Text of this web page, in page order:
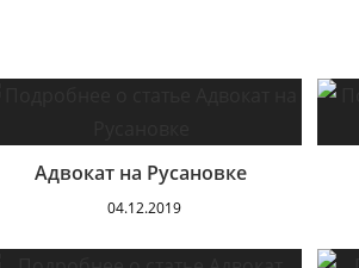
Адвокат на Русановке
04.12.2019